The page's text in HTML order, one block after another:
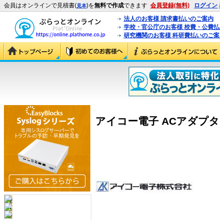
会員はオンラインで見積書(見本)を無料で作成できます 会員登録(無料) ログイン
法人のお客様 請求書払いのご案内
学校・官公庁のお客様 校費・公費
研究機関のお客様 科研費払いのご
アイコー電子 ACアダプ